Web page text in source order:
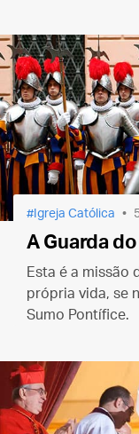
Igreja Católica
A Guarda
Esta é a missão
própria vida, se
Sumo Pontífice.